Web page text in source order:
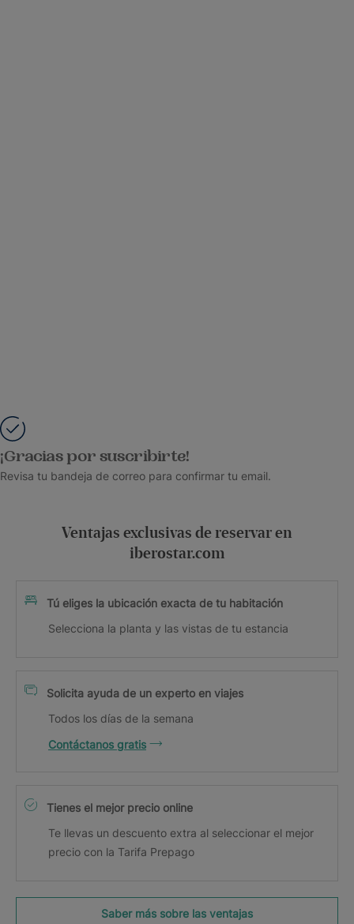
¡Gracias por suscribirte!
Revisa tu bandeja de correo para confirmar tu email.
Ventajas exclusivas de reservar en
iberostar.com
Tú eliges la ubicación exacta de tu habitación
Selecciona la planta y las vistas de tu estancia
Solicita ayuda de un experto en viajes
Todos los días de la semana
Contáctanos gratis
Tienes el mejor precio online
Te llevas un descuento extra al seleccionar el mejor
precio con la Tarifa Prepago
Saber más sobre las ventajas